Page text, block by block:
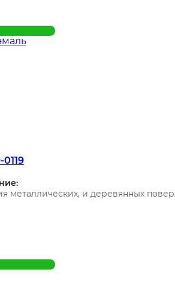
металлических, и деревянных